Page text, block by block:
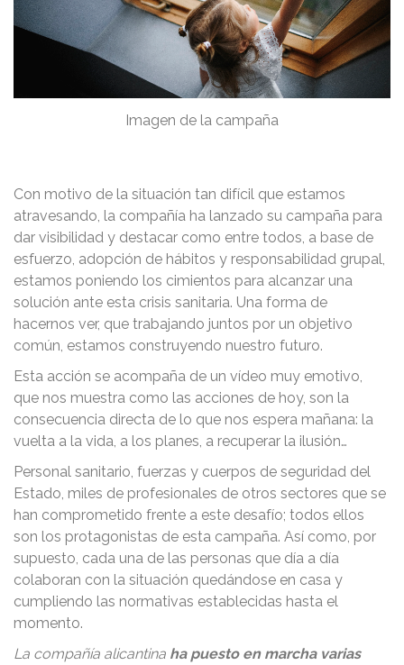
Imagen de la campaña
Con motivo de la situación tan difícil que estamos
atravesando, la compañía ha lanzado su campaña para
dar visibilidad y destacar como entre todos, a base de
esfuerzo, adopción de hábitos y responsabilidad grupal,
estamos poniendo los cimientos para alcanzar una
solución ante esta crisis sanitaria. Una forma de
hacernos ver, que trabajando juntos por un objetivo
común, estamos construyendo nuestro futuro.
Esta acción se acompaña de un vídeo muy emotivo,
que nos muestra como las acciones de hoy, son la
consecuencia directa de lo que nos espera mañana: la
vuelta a la vida, a los planes, a recuperar la ilusión…
Personal sanitario, fuerzas y cuerpos de seguridad del
Estado, miles de profesionales de otros sectores que se
han comprometido frente a este desafío; todos ellos
son los protagonistas de esta campaña. Así como, por
supuesto, cada una de las personas que día a día
colaboran con la situación quedándose en casa y
cumpliendo las normativas establecidas hasta el
momento.
La compañía alicantina ha puesto en marcha varias